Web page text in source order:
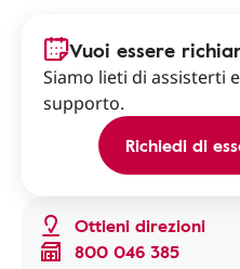
Ottieni direzioni
800 046 385
Vuoi essere
Siamo lieti di assisterti
supporto.
Richiedi di